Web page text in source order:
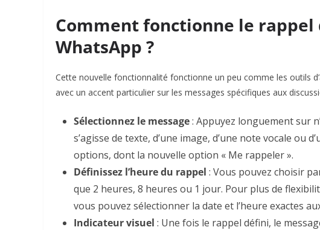
Comment fonctionne le rappel
WhatsApp ?
Cette nouvelle fonctionnalité fonctionne un peu comme les outils
avec un accent particulier sur les messages spécifiques aux
Sélectionnez le message: Appuyez longuement sur
s’agisse de texte, d’une image, d’une note vocale ou
options, dont la nouvelle option « Me rappeler ».
Définissez l’heure du rappel : Vous pouvez choisir
que 2 heures, 8 heures ou 1 jour. Pour plus de
vous pouvez sélectionner la date et l’heure exactes
Indicateur visuel : Une fois le rappel défini, le